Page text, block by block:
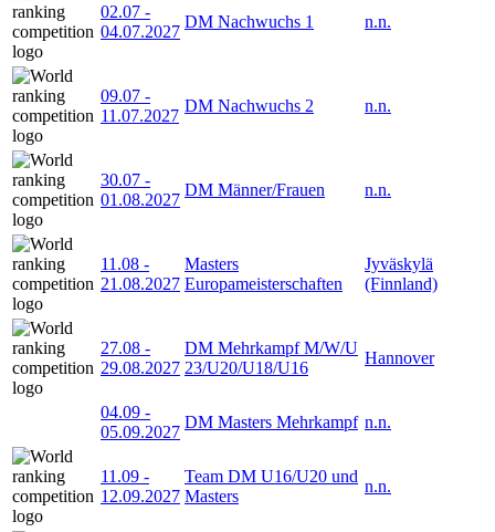
02.07 -
04.07.2027
DM Nachwuchs 1 n.n.
09.07 -
11.07.2027
DM Nachwuchs 2 n.n.
30.07 -
01.08.2027
DM Männer/Frauen n.n.
11.08 -
21.08.2027
Masters
Europameisterschaften
Jyväskylä
(Finnland)
27.08 -
29.08.2027
DM Mehrkampf M/W/U
23/U20/U18/U16
Hannover
04.09 -
05.09.2027
DM Masters Mehrkampf n.n.
11.09 -
12.09.2027
Team DM U16/U20 und
Masters
n.n.